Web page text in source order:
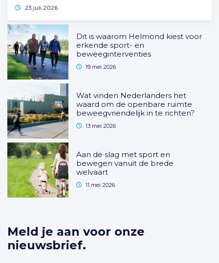
23 juli 2026
Dit is waarom Helmond kiest voor
erkende sport- en
beweeginterventies
19 mei 2026
Wat vinden Nederlanders het
waard om de openbare ruimte
beweegvriendelijk in te richten?
13 mei 2026
Aan de slag met sport en
bewegen vanuit de brede
welvaart
11 mei 2026
Meld je aan voor onze
nieuwsbrief.